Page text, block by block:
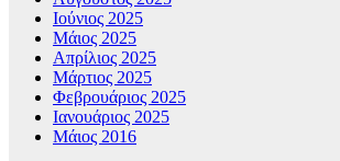
Ιούνιος 2025
Μάιος 2025
Απρίλιος 2025
Μάρτιος 2025
Φεβρουάριος 2025
Ιανουάριος 2025
Μάιος 2016